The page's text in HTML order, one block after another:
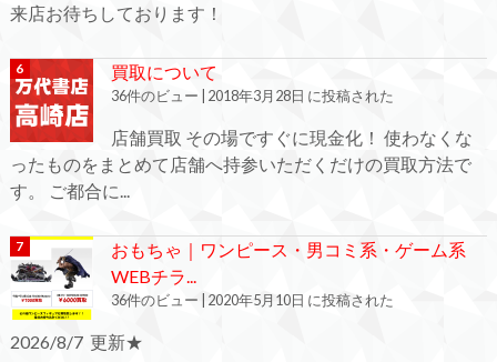
来店お待ちしております！
買取について
36件のビュー 2018年3月28日 に投稿された
店舗買取 その場ですぐに現金化！ 使わなくな
ったものをまとめて店舗へ持参いただくだけの買取方法で
す。 ご都合に...
おもちゃ｜ワンピース・男コミ系・ゲーム系
WEBチラ...
36件のビュー 2020年5月10日 に投稿された
2026/8/7 更新★